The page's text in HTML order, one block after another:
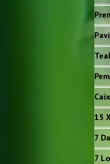
15
7
7